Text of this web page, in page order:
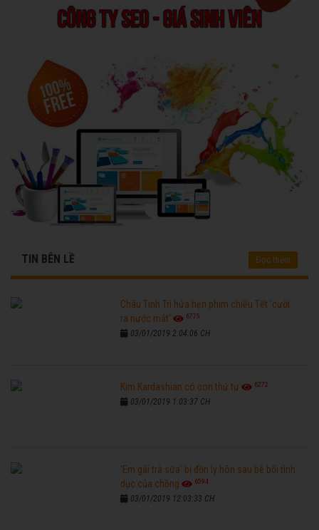
TIN BÊN LỀ Đọc thêm
Châu Tinh Trì hứa hẹn phim chiếu Tết 'cười
ra nước mắt'
6775
03/01/2019 2:04:06 CH
Kim Kardashian có con thứ tư 6272
03/01/2019 1:03:37 CH
'Em gái trà sữa' bị đồn ly hôn sau bê bối tình
dục của chồng
6594
03/01/2019 12:03:33 CH